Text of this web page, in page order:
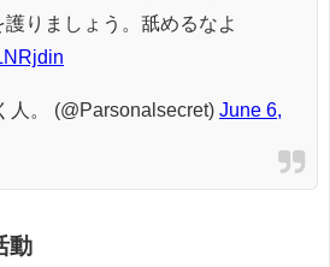
りましょう。舐めるなよ
。 (@Parsonalsecret) June 6,
動